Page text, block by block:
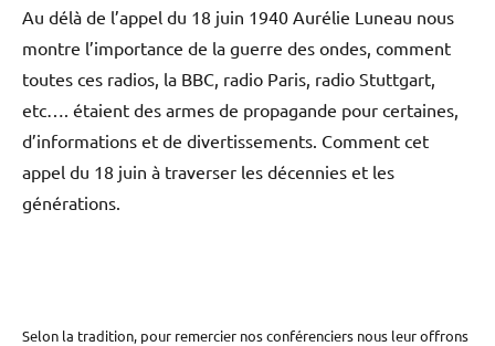
Au délà de l’appel du 18 juin 1940 Aurélie Luneau nous
montre l’importance de la guerre des ondes, comment
toutes ces radios, la BBC, radio Paris, radio Stuttgart,
etc…. étaient des armes de propagande pour certaines,
d’informations et de divertissements. Comment cet
appel du 18 juin à traverser les décennies et les
générations.
Selon la tradition, pour remercier nos conférenciers nous leur offrons